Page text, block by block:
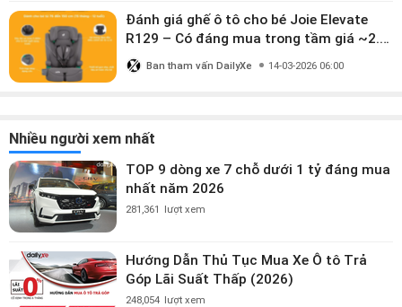
Đánh giá ghế ô tô cho bé Joie Elevate
R129 – Có đáng mua trong tầm giá ~2.8
triệu?
Ban tham vấn DailyXe 14-03-2026 06:00
Nhiều người xem nhất
TOP 9 dòng xe 7 chỗ dưới 1 tỷ đáng mua
nhất năm 2026
281,361 lượt xem
Hướng Dẫn Thủ Tục Mua Xe Ô tô Trả
Góp Lãi Suất Thấp (2026)
248,054 lượt xem